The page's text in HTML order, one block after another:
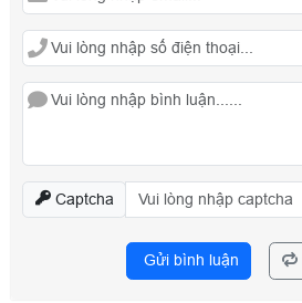
Captcha
Gửi bình luận